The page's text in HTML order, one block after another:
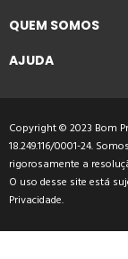
QUEM SOMOS
AJUDA
Copyright © 2023 Bom
18.249.116/0001-24.
rigorosamente a
O uso desse site está
Privacidade.